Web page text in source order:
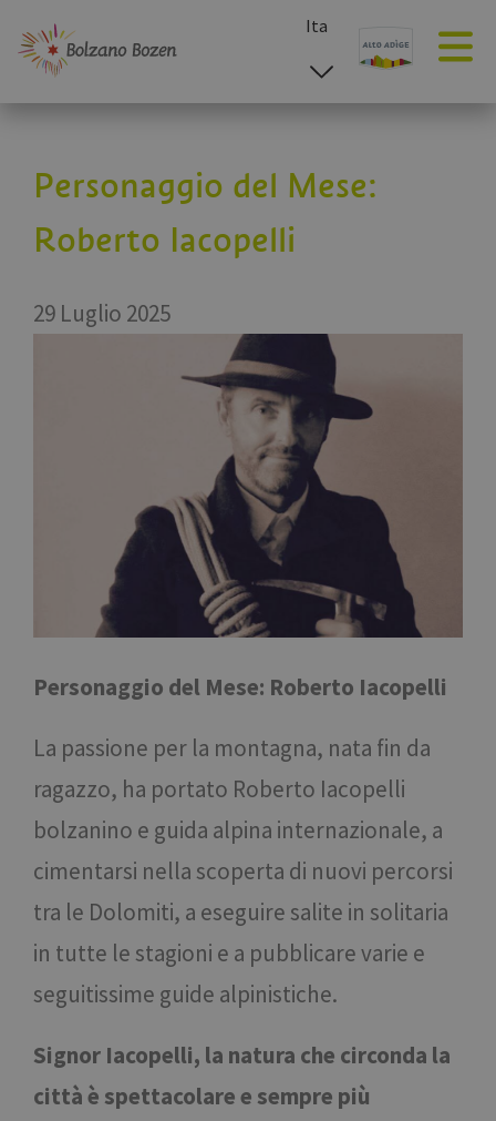
Ita
esp
deu
Personaggio del Mese:
Roberto Iacopelli
29 Luglio 2025
Personaggio del Mese: Roberto Iacopelli
La passione per la montagna, nata fin da
ragazzo, ha portato Roberto Iacopelli
bolzanino e guida alpina internazionale, a
cimentarsi nella scoperta di nuovi percorsi
tra le Dolomiti, a eseguire salite in solitaria
in tutte le stagioni e a pubblicare varie e
seguitissime guide alpinistiche.
Signor Iacopelli, la natura che circonda la
città è spettacolare e sempre più